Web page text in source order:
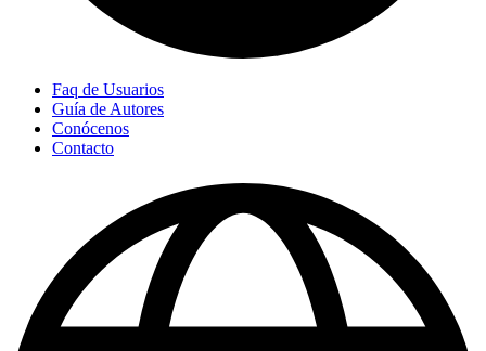
Faq de Usuarios
Guía de Autores
Conócenos
Contacto